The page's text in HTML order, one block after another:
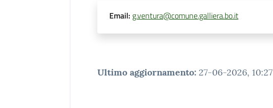
Email: g.ventura@comune.galliera.bo.it
Ultimo aggiornamento: 27-06-2026, 10:27